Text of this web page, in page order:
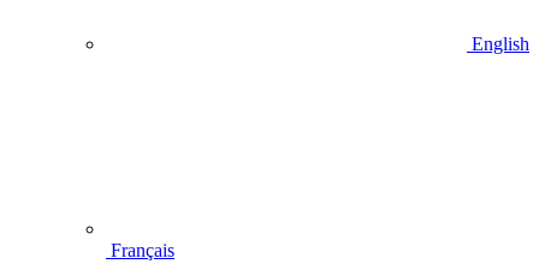
English
Français